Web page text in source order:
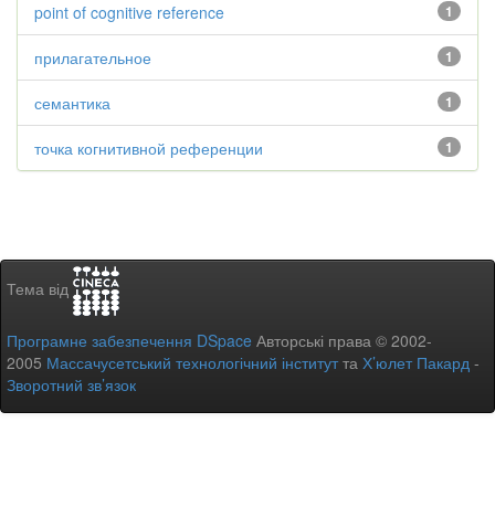
1
point of cognitive reference
1
прилагательное
1
семантика
1
точка когнитивной референции
Тема від
Програмне забезпечення DSpace Авторські права © 2002-
2005 Массачусетський технологічний інститутта Х’юлет Пакард -
Зворотний зв’язок